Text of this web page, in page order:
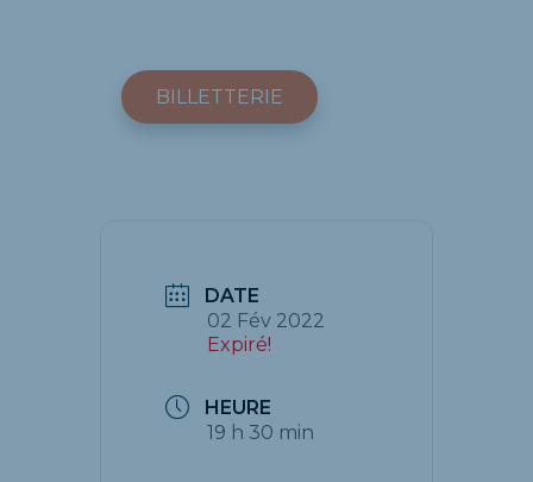
BILLETTERIE
DATE
02 Fév 2022
Expiré!
HEURE
19 h 30 min